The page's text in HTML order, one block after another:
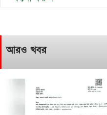
আরও খবর